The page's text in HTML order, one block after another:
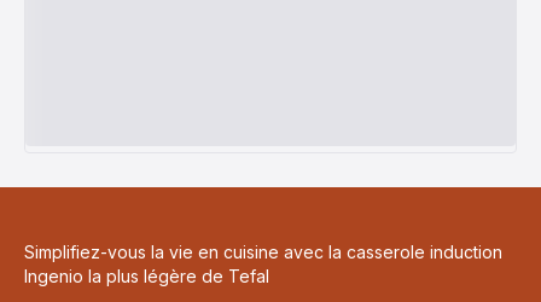
Simplifiez-vous la vie en cuisine avec la casserole induction
Ingenio la plus légère de Tefal